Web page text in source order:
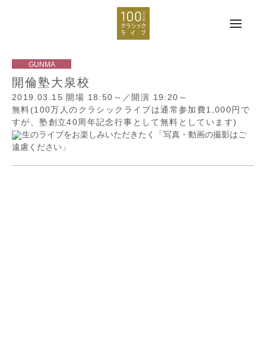
開倫塾大泉校
2019.03.15 開場 18:50～／開演 19:20～
無料(100万人のクラシックライブは通常参加費1,000円で
すが、塾創立40周年記念行事として無料としています)
生のライブをお楽しみいただきたく「写真・動画の撮影はご
遠慮ください」